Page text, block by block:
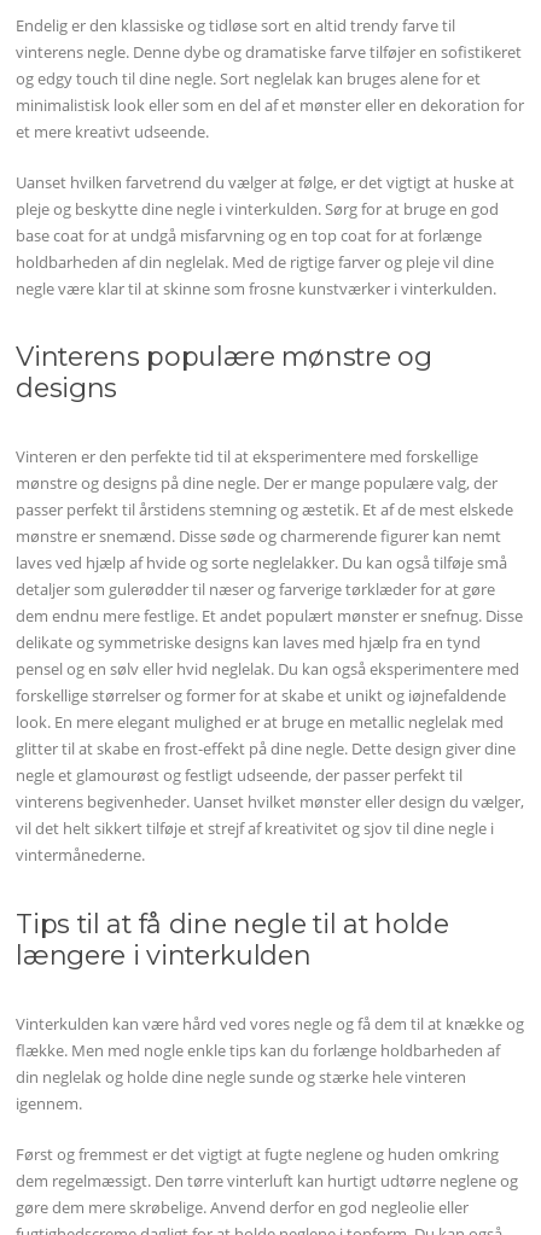
Endelig er den klassiske og tidløse sort en altid trendy farve til
vinterens negle. Denne dybe og dramatiske farve tilføjer en sofistikeret
og edgy touch til dine negle. Sort neglelak kan bruges alene for et
minimalistisk look eller som en del af et mønster eller en dekoration for
et mere kreativt udseende.
Uanset hvilken farvetrend du vælger at følge, er det vigtigt at huske at
pleje og beskytte dine negle i vinterkulden. Sørg for at bruge en god
base coat for at undgå misfarvning og en top coat for at forlænge
holdbarheden af din neglelak. Med de rigtige farver og pleje vil dine
negle være klar til at skinne som frosne kunstværker i vinterkulden.
Vinterens populære mønstre og
designs
Vinteren er den perfekte tid til at eksperimentere med forskellige
mønstre og designs på dine negle. Der er mange populære valg, der
passer perfekt til årstidens stemning og æstetik. Et af de mest elskede
mønstre er snemænd. Disse søde og charmerende figurer kan nemt
laves ved hjælp af hvide og sorte neglelakker. Du kan også tilføje små
detaljer som gulerødder til næser og farverige tørklæder for at gøre
dem endnu mere festlige. Et andet populært mønster er snefnug. Disse
delikate og symmetriske designs kan laves med hjælp fra en tynd
pensel og en sølv eller hvid neglelak. Du kan også eksperimentere med
forskellige størrelser og former for at skabe et unikt og iøjnefaldende
look. En mere elegant mulighed er at bruge en metallic neglelak med
glitter til at skabe en frost-effekt på dine negle. Dette design giver dine
negle et glamourøst og festligt udseende, der passer perfekt til
vinterens begivenheder. Uanset hvilket mønster eller design du vælger,
vil det helt sikkert tilføje et strejf af kreativitet og sjov til dine negle i
vintermånederne.
Tips til at få dine negle til at holde
længere i vinterkulden
Vinterkulden kan være hård ved vores negle og få dem til at knække og
flække. Men med nogle enkle tips kan du forlænge holdbarheden af
din neglelak og holde dine negle sunde og stærke hele vinteren
igennem.
Først og fremmest er det vigtigt at fugte neglene og huden omkring
dem regelmæssigt. Den tørre vinterluft kan hurtigt udtørre neglene og
gøre dem mere skrøbelige. Anvend derfor en god negleolie eller